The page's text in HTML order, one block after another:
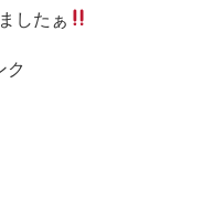
したぁ
ク